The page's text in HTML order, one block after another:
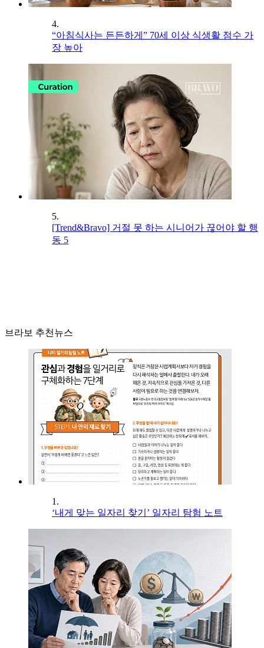
4.
“아침식사는 든든하게” 70세 이상 식생활 점수 가
장 높아
5.
[Trend&Bravo] 거절 못 하는 시니어가 끊어야 할 행
동 5
브라보 추천뉴스
1.
‘내게 맞는 일자리 찾기’ 일자리 탐험 노트